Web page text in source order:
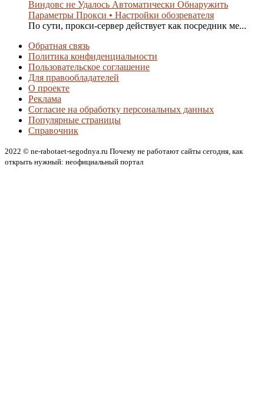
Виндовс не Удалось Автоматически Обнаружить
Параметры Прокси • Настройки обозревателя
По сути, прокси-сервер действует как посредник ме...
Обратная связь
Политика конфиденциальности
Пользовательское соглашение
Для правообладателей
О проекте
Реклама
Согласие на обработку персональных данных
Популярные страницы
Справочник
2022 © ne-rabotaet-segodnya.ru Почему не работают сайты сегодня, как
открыть нужный: неофициальный портал